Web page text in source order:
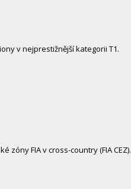
v nejprestižnější kategorii T1.
FIA v cross-country (FIA CEZ).